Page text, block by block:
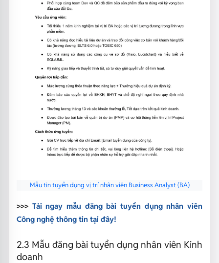
Mẫu tin tuyển dụng vị trí nhân viên Business Analyst (BA)
>>> Tải ngay mẫu đăng bài tuyển dụng nhân viên
Công nghệ thông tin tại đây!
2.3 Mẫu đăng bài tuyển dụng nhân viên Kinh
doanh